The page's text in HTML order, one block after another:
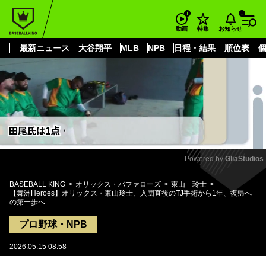
動画 特集 お知らせ
最新ニュース 大谷翔平 MLB NPB 日程・結果 順位表
もっと見る
Mute
Powered by GliaStudios
BASEBALL KING オリックス・バファローズ
東山 玲士
【舞洲Heroes】オリックス・東山玲士、入団直後のTJ手術から1年、復帰へ
の第一歩へ
プロ野球・NPB
2026.05.15 08:58